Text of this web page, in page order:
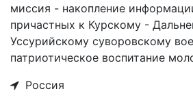
миссия - накопление
причастных к Курскому -
Уссурийскому суворовскому
патриотическое воспитание
Россия